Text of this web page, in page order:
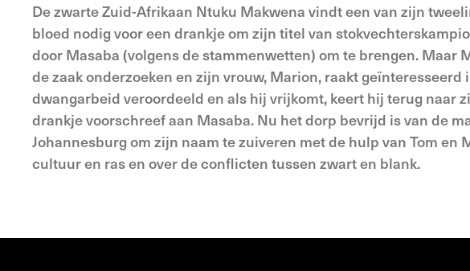
De zwarte Zuid-Afrikaan Ntuku Makwena vindt een van zijn
bloed nodig voor een drankje om zijn titel van
door Masaba (volgens de stammenwetten) om te brengen. Maar
de zaak onderzoeken en zijn vrouw, Marion, raakt
dwangarbeid veroordeeld en als hij vrijkomt, keert hij terug naar
drankje voorschreef aan Masaba. Nu het dorp bevrijd is van de
Johannesburg om zijn naam te zuiveren met de hulp van Tom en
cultuur en ras en over de conflicten tussen zwart en blank.